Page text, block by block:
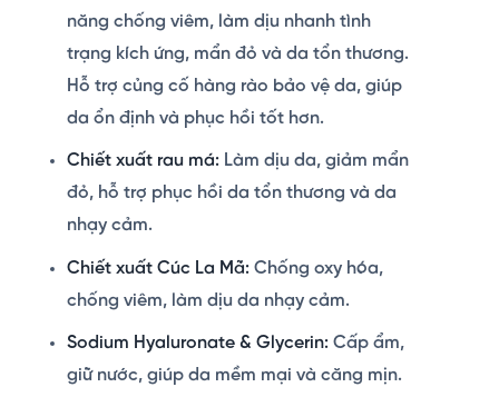
năng chống viêm, làm dịu nhanh tình
trạng kích ứng, mẩn đỏ và da tổn thương.
Hỗ trợ củng cố hàng rào bảo vệ da, giúp
da ổn định và phục hồi tốt hơn.
Chiết xuất rau má:Làm dịu da, giảm mẩn
đỏ, hỗ trợ phục hồi da tổn thương và da
nhạy cảm.
Chiết xuất Cúc La Mã:Chống oxy hóa,
chống viêm, làm dịu da nhạy cảm.
Sodium Hyaluronate & Glycerin:Cấp ẩm,
giữ nước, giúp da mềm mại và căng mịn.